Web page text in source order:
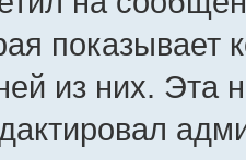
показывает
из них. Эта